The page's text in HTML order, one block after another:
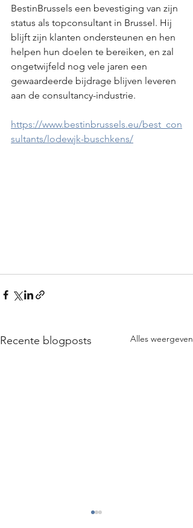
BestinBrussels een bevestiging van zijn
status als topconsultant in Brussel. Hij
blijft zijn klanten ondersteunen en hen
helpen hun doelen te bereiken, en zal
ongetwijfeld nog vele jaren een
gewaardeerde bijdrage blijven leveren
aan de consultancy-industrie.
https://www.bestinbrussels.eu/best_con
sultants/lodewjk-buschkens/
Recente blogposts Alles weergeven